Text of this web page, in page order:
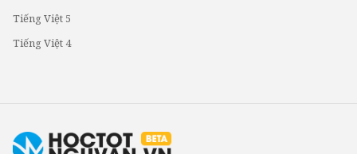
Tiếng Việt 5
Tiếng Việt 4